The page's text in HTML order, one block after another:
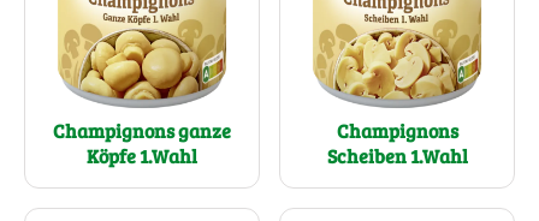
Champignons ganze
Köpfe 1.Wahl
Champignons
Scheiben 1.Wahl